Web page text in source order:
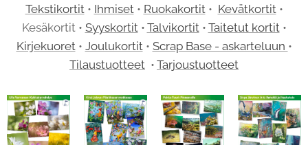
Tekstikortit• Ihmiset• Ruokakortit• Kevätkortit•
Kesäkortit • Syyskortit• Talvikortit• Taitetut kortit•
Kirjekuoret• Joulukortit• Scrap Base - askarteluun •
Tilaustuotteet • Tarjoustuotteet